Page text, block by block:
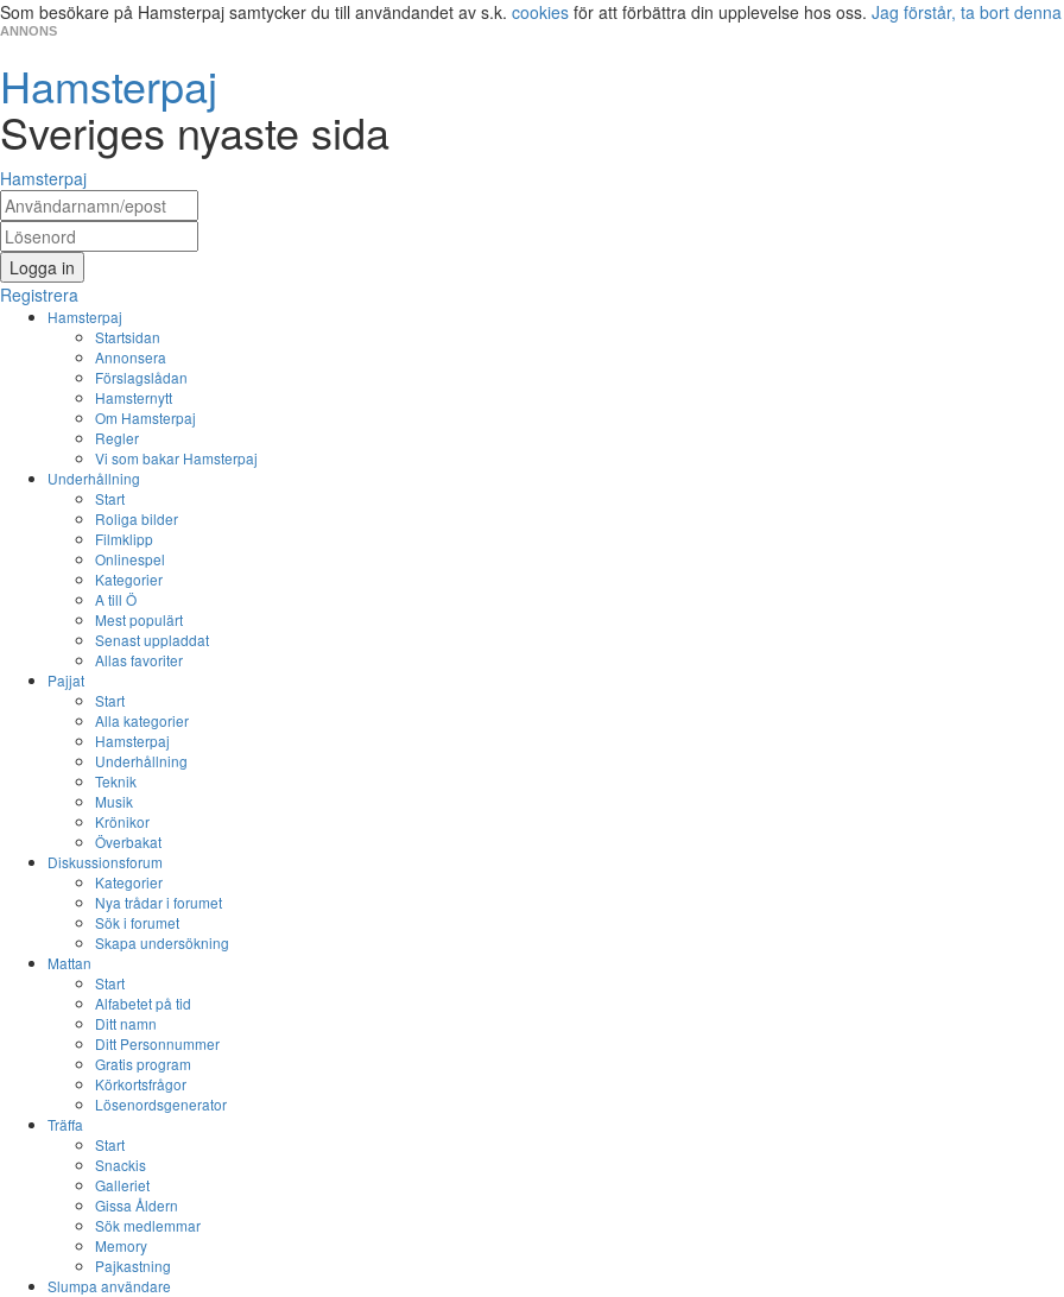
Som besökare på Hamsterpaj samtycker du till användandet av s.k. cookies för att förbättra din upplevelse hos oss. Jag förstår, ta bort
ANNONS
Hamsterpaj
Sveriges nyaste sida
Hamsterpaj
Logga in
Registrera
Hamsterpaj
Startsidan
Annonsera
Förslagslådan
Hamsternytt
Om Hamsterpaj
Regler
Vi som bakar Hamsterpaj
Underhållning
Start
Roliga bilder
Filmklipp
Onlinespel
Kategorier
A till Ö
Mest populärt
Senast uppladdat
Allas favoriter
Pajjat
Start
Alla kategorier
Hamsterpaj
Underhållning
Teknik
Musik
Krönikor
Överbakat
Diskussionsforum
Kategorier
Nya trådar i forumet
Sök i forumet
Skapa undersökning
Mattan
Start
Alfabetet på tid
Ditt namn
Ditt Personnummer
Gratis program
Körkortsfrågor
Lösenordsgenerator
Träffa
Start
Snackis
Galleriet
Gissa Åldern
Sök medlemmar
Memory
Pajkastning
Slumpa användare